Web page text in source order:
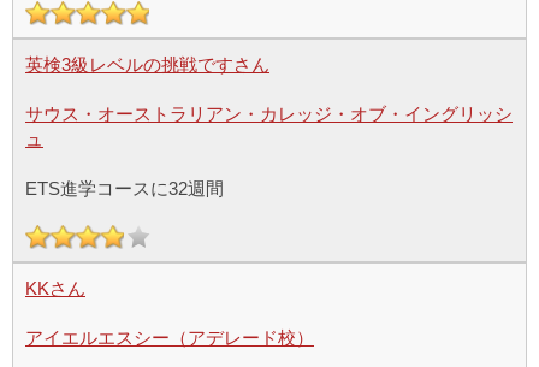
英検3級レベルの挑戦ですさん
サウス・オーストラリアン・カレッジ・オブ・イングリッシ
ュ
ETS進学コースに32週間
KKさん
アイエルエスシー（アデレード校）